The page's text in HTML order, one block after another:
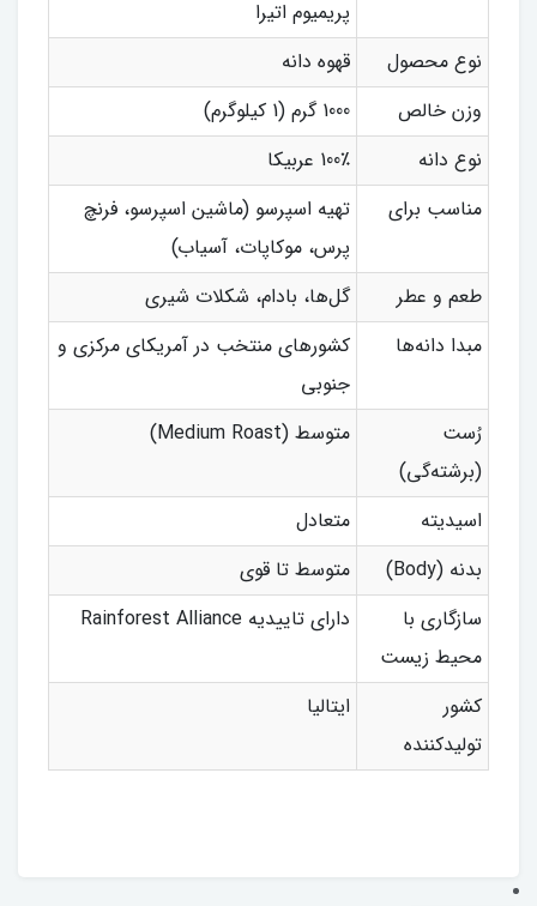
پریمیوم اتیرا
نوع محصول
قهوه دانه
وزن خالص
1000 گرم (1 کیلوگرم)
نوع دانه
100٪ عربیکا
مناسب برای
تهیه اسپرسو (ماشین اسپرسو، فرنچ
پرس، موکاپات، آسیاب)
طعم و عطر
گل‌ها، بادام، شکلات شیری
مبدا دانه‌ها
کشورهای منتخب در آمریکای مرکزی و
جنوبی
رُست
(برشته‌گی)
متوسط (Medium Roast)
اسیدیته
متعادل
بدنه (Body)
متوسط تا قوی
سازگاری با
محیط زیست
دارای تاییدیه Rainforest Alliance
کشور
تولیدکننده
ایتالیا